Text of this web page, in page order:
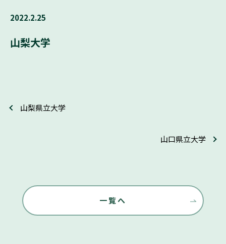
2022.2.25
山梨大学
山梨県立大学
山口県立大学
一覧へ